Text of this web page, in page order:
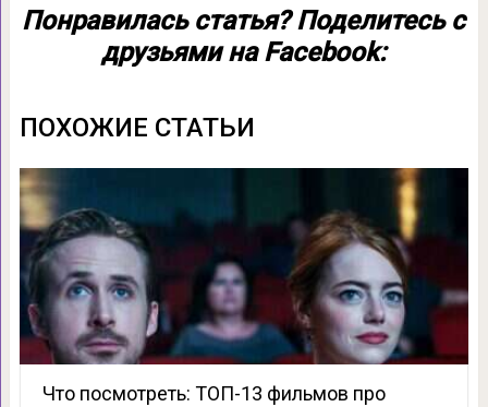
Понравилась статья? Поделитесь с
друзьями на Facebook:
ПОХОЖИЕ СТАТЬИ
Что посмотреть: ТОП-13 фильмов про